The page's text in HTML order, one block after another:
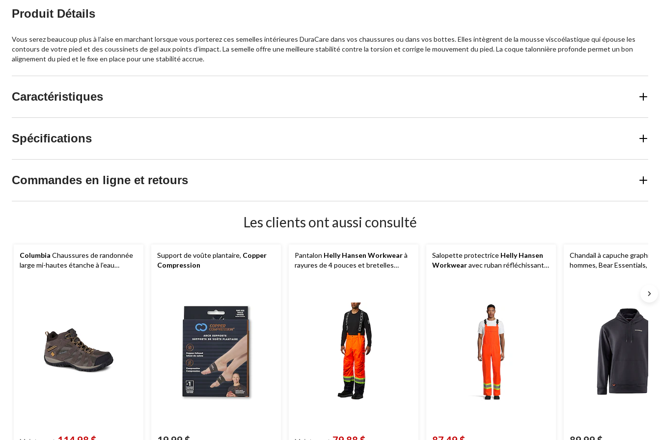
Produit Détails
Vous serez beaucoup plus à l’aise en marchant lorsque vous porterez ces semelles intérieures DuraCare dans vos chaussures ou dans vos bottes. Elles intègrent de la mousse viscoélastique qui épouse les
contours de votre pied et des coussinets de gel aux points d’impact. La semelle offre une meilleure stabilité contre la torsion et corrige le mouvement du pied. La coque talonnière profonde permet un bon
alignement du pied et le fixe en place pour une stabilité accrue.
Caractéristiques
Spécifications
Commandes en ligne et retours
Les clients ont aussi consulté
Columbia Chaussures de randonnée
large mi-hautes étanche à l’eau
Support de voûte plantaire, Copper
Compression
Pantalon Helly Hansen Workwearà
rayures de 4 pouces et bretelles
Salopette protectrice Helly Hansen
Workwearavec ruban réfléchissant
Chandail à capuche
hommes, Bear Essentials,